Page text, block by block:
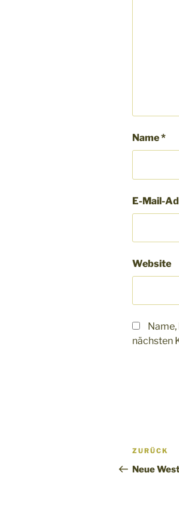
Name*
E-Mail-
Website
nächsten
Vorheriger
Beitrag
ZURÜCK
Neue